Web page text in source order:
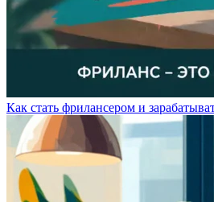
Как стать фрилансером и